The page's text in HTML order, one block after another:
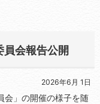
会報告公開
2026年6月 1日
会」の開催の様子を随